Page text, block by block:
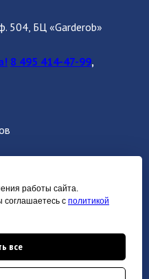
504, БЦ «Garderob»
8 495 414-47-99,
работы сайта.
соглашаетесь с политикой
все